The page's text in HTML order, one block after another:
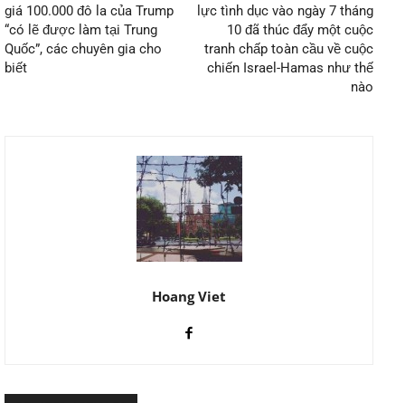
giá 100.000 đô la của Trump
“có lẽ được làm tại Trung
Quốc”, các chuyên gia cho
biết
lực tình dục vào ngày 7 tháng
10 đã thúc đẩy một cuộc
tranh chấp toàn cầu về cuộc
chiến Israel-Hamas như thế
nào
Hoang Viet